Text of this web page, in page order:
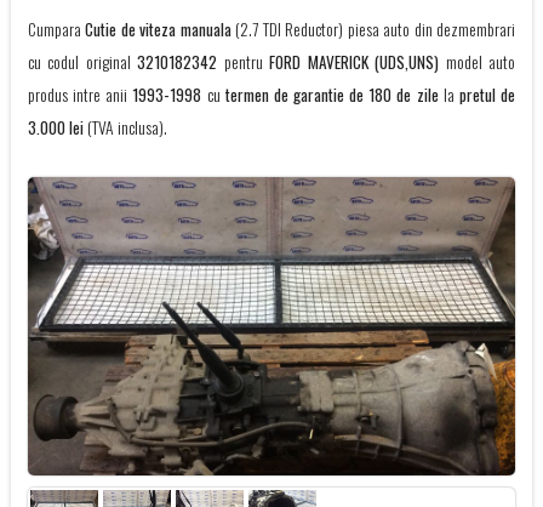
CumparaCutie de viteza manuala(2.7 TDI Reductor) piesa auto din dezmembrari
cu codul original3210182342 pentruFORD MAVERICK (UDS,UNS) model auto
produs intre anii1993-1998 cutermen de garantie de 180 de zile la pretul de
3.000 lei(TVA inclusa).